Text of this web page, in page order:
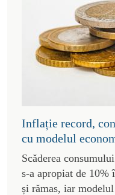
Inflație record,
cu modelul
Scăderea
s-a apropiat de 10%
și rămas, iar